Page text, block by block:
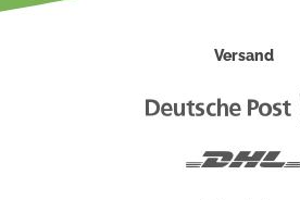
Versand